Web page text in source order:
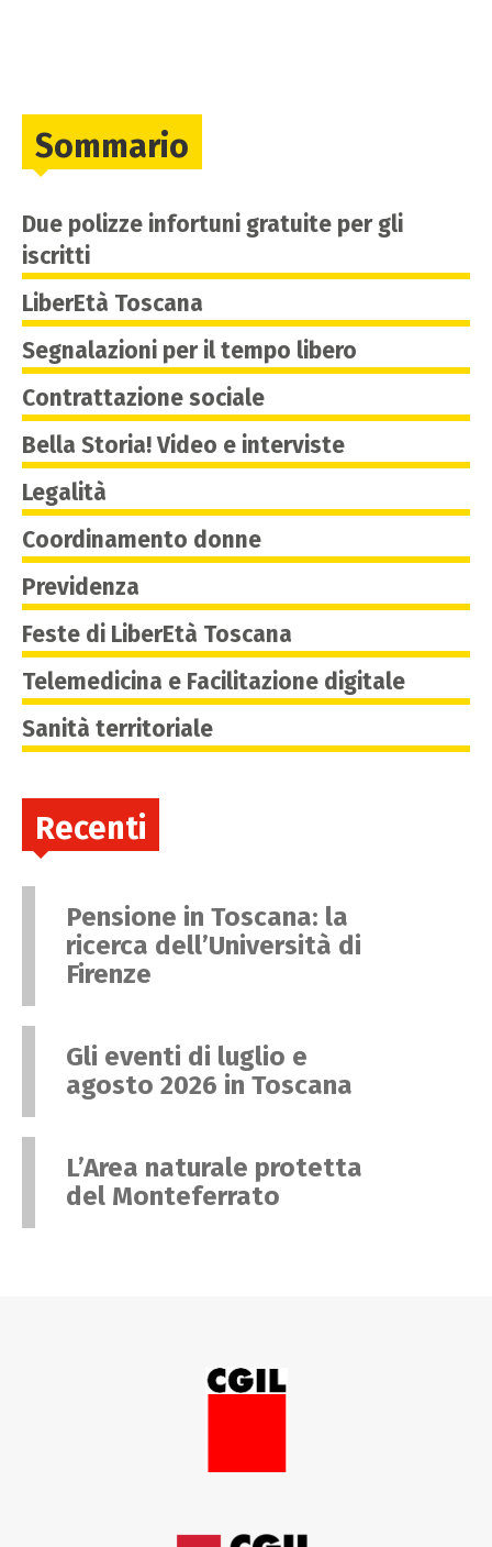
Sommario
Due polizze infortuni gratuite per gli
iscritti
LiberEtà Toscana
Segnalazioni per il tempo libero
Contrattazione sociale
Bella Storia! Video e interviste
Legalità
Coordinamento donne
Previdenza
Feste di LiberEtà Toscana
Telemedicina e Facilitazione digitale
Sanità territoriale
Recenti
Pensione in Toscana: la
ricerca dell’Università di
Firenze
Gli eventi di luglio e
agosto 2026 in Toscana
L’Area naturale protetta
del Monteferrato